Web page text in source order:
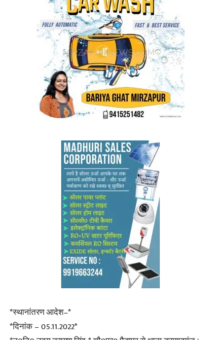
*स्थानांतरण आदेश–*
*दिनांक – 05.11.2022*